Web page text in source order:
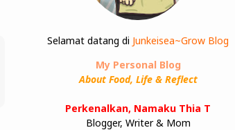
Selamat datang di Junkeisea~Grow Blog
My Personal Blog
About Food, Life & Reflect
Perkenalkan, Namaku Thia T
Blogger, Writer & Mom